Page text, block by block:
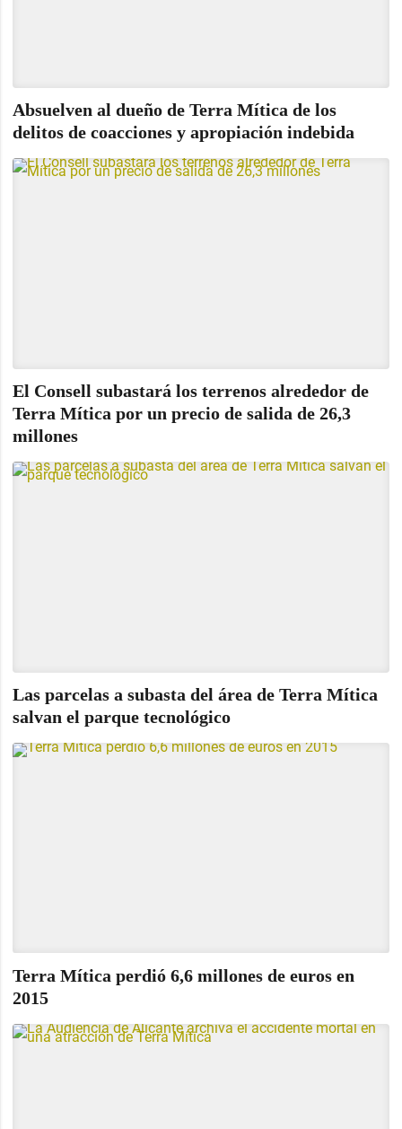
Absuelven al dueño de Terra Mítica de los
delitos de coacciones y apropiación indebida
El Consell subastará los terrenos alrededor de
Terra Mítica por un precio de salida de 26,3
millones
Las parcelas a subasta del área de Terra Mítica
salvan el parque tecnológico
Terra Mítica perdió 6,6 millones de euros en
2015